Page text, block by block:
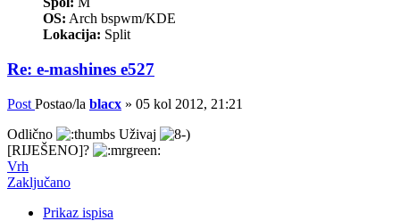
OS: Arch bspwm/KDE
Lokacija: Split
Re: e-mashines e527
Post Postao/la blacx » 05 kol 2012, 21:21
Odlično
Uživaj
[RIJEŠENO]?
Vrh
Zaključano
Prikaz ispisa